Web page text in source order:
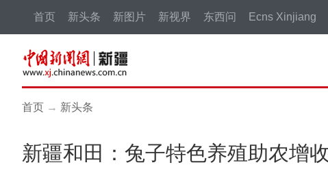
首页 新头条 新图片 新视界 东西问 Ecns Xinjiang
首页 → 新头条
新疆和田：兔子特色养殖助农增